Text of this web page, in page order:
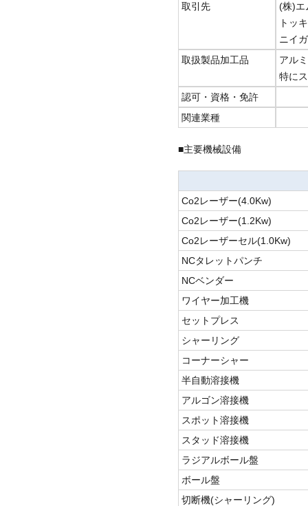
取引先
(株)エ
トッ
ニイ
取扱製品加工品
アル
特に
認可・資格・免許
関連業種
■主要機械設備
Co2レーザー(4.0Kw)
Co2レーザー(1.2Kw)
Co2レーザーセル(1.0Kw)
NCタレットパンチ
NCベンダー
ワイヤー加工機
セットプレス
シャーリング
コーナーシャー
半自動溶接機
アルゴン溶接機
スポット溶接機
スタッド溶接機
ラジアルボール盤
ボール盤
切断機(シャーリング)